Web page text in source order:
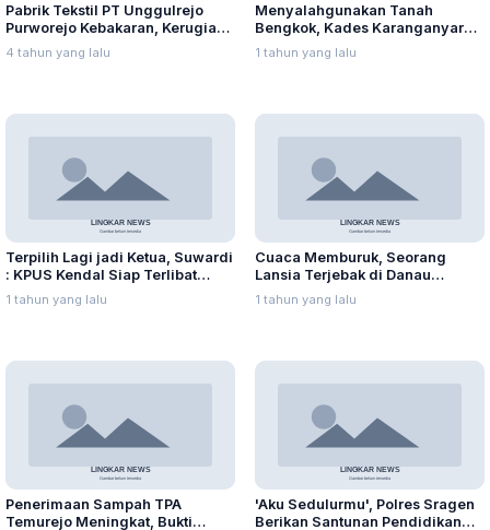
Pabrik Tekstil PT Unggulrejo
Purworejo Kebakaran, Kerugian
Capai Puluhan Juta Rupiah
4 tahun yang lalu
Menyalahgunakan Tanah
Bengkok, Kades Karanganyar
Ditangkap Kejari
1 tahun yang lalu
Terpilih Lagi jadi Ketua, Suwardi
: KPUS Kendal Siap Terlibat
Suplai Telur untuk MBG
1 tahun yang lalu
Cuaca Memburuk, Seorang
Lansia Terjebak di Danau
Rawapening Saat Mencari
Enceng Gondok
1 tahun yang lalu
Penerimaan Sampah TPA
Temurejo Meningkat, Bukti
'Aku Sedulurmu', Polres Sragen
Berikan Santunan Pendidikan